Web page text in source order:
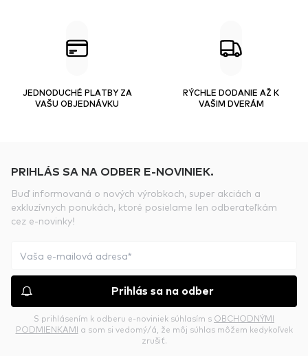
JEDNODUCHÉ PLATBY ZA
VAŠU OBJEDNÁVKU
RÝCHLE DODANIE AŽ K
VAŠIM DVERÁM
PRIHLÁS SA NA ODBER E-NOVINIEK.
Buď informovaná o nových výrobkoch, super akciách a
exkluzívnych ponukách, ktoré posielame len odberateľkám
cez e-novinky!
Prihlás sa na odber
S prihlásením k odberu e-noviniek súhlasím s OBCHODNÝMI
PODMIENKAMI a som si vedomý/á, že môj súhlas môžem kedykoľvek
zrušiť.